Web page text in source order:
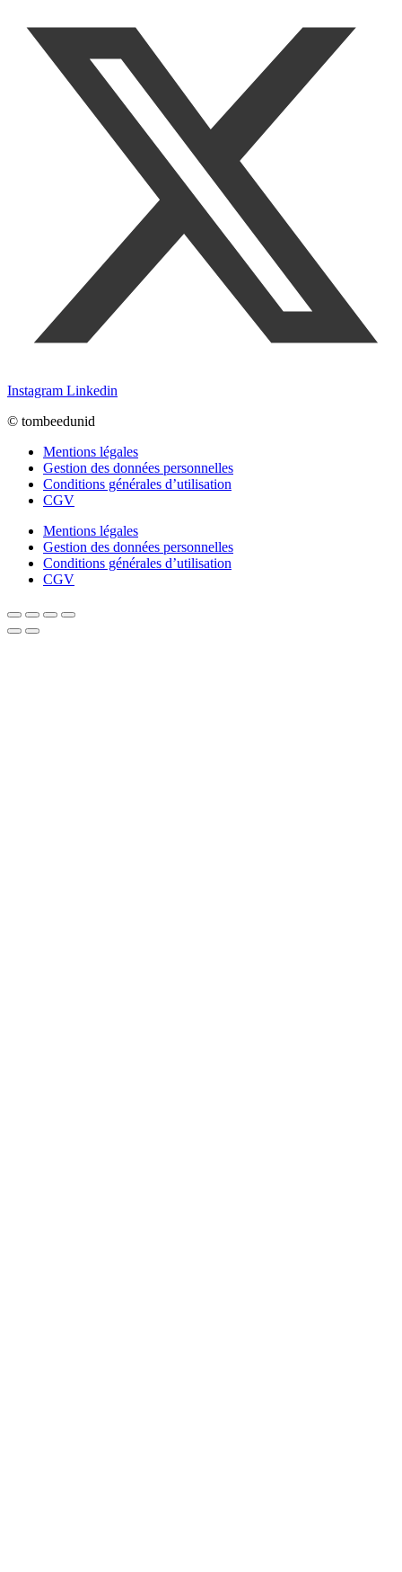
Instagram Linkedin
© tombeedunid
Mentions légales
Gestion des données personnelles
Conditions générales d’utilisation
CGV
Mentions légales
Gestion des données personnelles
Conditions générales d’utilisation
CGV